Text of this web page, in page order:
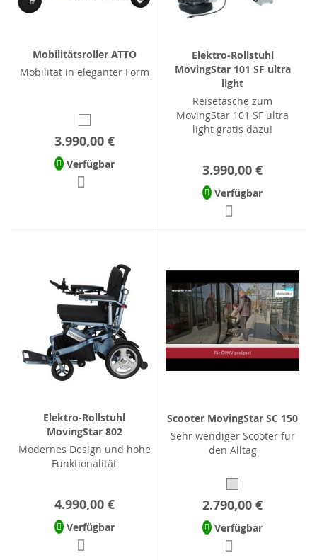
Mobilitätsroller ATTO
Mobilität in eleganter Form
3.990,00 €
Verfügbar
Elektro-Rollstuhl
MovingStar 101 SF ultra
light
Reisetasche zum
MovingStar 101 SF ultra
light gratis dazu!
3.990,00 €
Verfügbar
Elektro-Rollstuhl
MovingStar 802
Modernes Design und hohe
Funktionalität
4.990,00 €
Verfügbar
Scooter MovingStar SC 150
Sehr wendiger Scooter für
den Alltag
2.790,00 €
Verfügbar